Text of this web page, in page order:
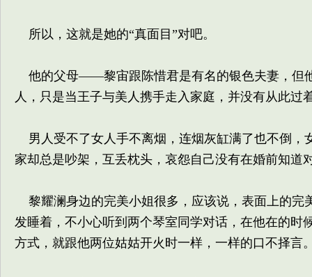
所以，这就是她的“真面目”对吧。
他的父母——黎宙跟陈惜君是有名的银色夫妻，但
人，只是当王子与美人携手走入家庭，并没有从此过
男人受不了女人手不离烟，连烟灰缸满了也不倒，
家却总是吵架，互丢枕头，哀怨自己没有在婚前知
黎耀澜身边的完美小姐很多，应该说，表面上的
发睡着，不小心听到两个琴室同学对话，在他在的
方式，就跟他两位姑姑开火时一样，一样的口不择言